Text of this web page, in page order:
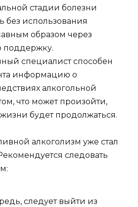
стадии болезни
использования
образом через
поддержку.
специалист способен
информацию о
алкогольной
что может произойти,
будет продолжаться.
алкоголизм уже стал
следовать
следует выйти из